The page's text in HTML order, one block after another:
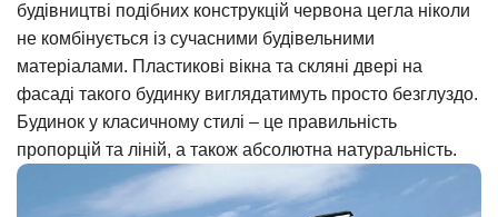
будівництві подібних конструкцій червона цегла ніколи
не комбінується із сучасними будівельними
матеріалами. Пластикові вікна та скляні двері на
фасаді такого будинку виглядатимуть просто безглуздо.
Будинок у класичному стилі – це правильність
пропорцій та ліній, а також абсолютна натуральність.